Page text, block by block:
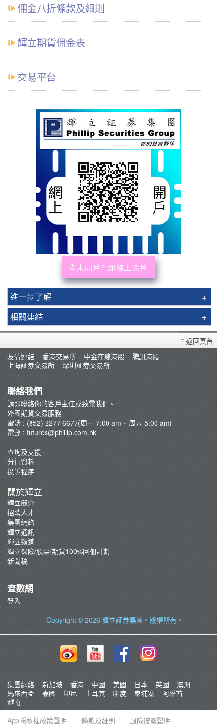
佣金八折條款及細則
輝立期貨佣金表
交易平台
尚未開戶? 即線上開戶
進一步了解
環球期貨買賣簡介
英國金屬遠期合約
摩根台灣指數期貨
指數期貨
交易系統
外國市況/商品期貨評論
最新推廣
芝商所新闻
環球期權買賣簡介
什麽是環球期貨？
相關連結
常見問題
開設戶口
存款/提款/賬戶轉賬
返回頁首
友情連結
香港交易所 中金在線港股
騰訊港股
上海証券交易所
深圳証券交易所
聯絡我們
請即聯絡你的客戶主任或致電我們。
外國期貨交易服務
電話 : (852) 2277 6677(周一 7:00 am ~ 周六 5:00 am)
電郵 : futures@phillip.com.hk
查詢及支援
分行資料
投訴程序
關於輝立
輝立簡介
招聘人才
集團網絡
輝立通訊
輝立頻道
輝立保險/股票/期貨100%回佣計劃
新聞稿
查數網
登入
Copyright © 2026 輝立証券集團 。版權所有。
集團網絡 新加坡 香港 中國 美國 日本 英國
澳洲
馬來西亞
泰國 印尼 土耳其 印度 柬埔寨
阿聯酋
越南
App隱私權政策聲明
條款及細則 風險披露聲明